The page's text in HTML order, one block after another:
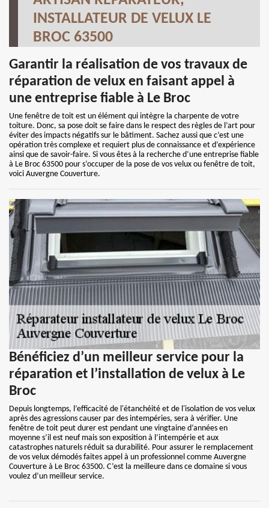
INSTALLATEUR DE VELUX LE
BROC 63500
Garantir la réalisation de vos travaux de
réparation de velux en faisant appel à
une entreprise fiable à Le Broc
Une fenêtre de toit est un élément qui intègre la charpente de votre
toiture. Donc, sa pose doit se faire dans le respect des règles de l’art pour
éviter des impacts négatifs sur le bâtiment. Sachez aussi que c’est une
opération très complexe et requiert plus de connaissance et d’expérience
ainsi que de savoir-faire. Si vous êtes à la recherche d’une entreprise fiable
à Le Broc 63500 pour s’occuper de la pose de vos velux ou fenêtre de toit,
voici Auvergne Couverture.
Bénéficiez d’un meilleur service pour la
réparation et l’installation de velux à Le
Broc
Depuis longtemps, l’efficacité de l'étanchéité et de l'isolation de vos velux
après des agressions causer par des intempéries, sera à vérifier. Une
fenêtre de toit peut durer est pendant une vingtaine d’années en
moyenne s’il est neuf mais son exposition à l’intempérie et aux
catastrophes naturels réduit sa durabilité. Pour assurer le remplacement
de vos velux démodés faites appel à un professionnel comme Auvergne
Couverture à Le Broc 63500. C’est la meilleure dans ce domaine si vous
voulez d’un meilleur service.